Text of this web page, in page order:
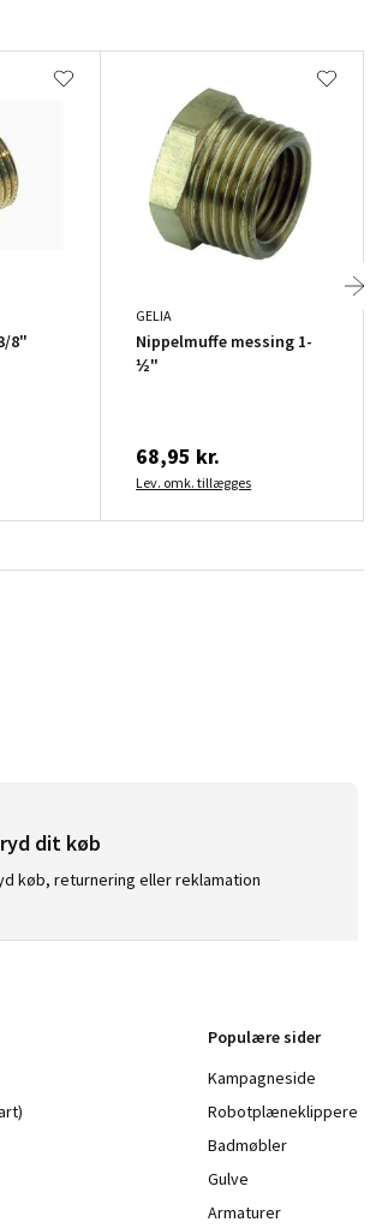
8"
GELIA
Nippelmuffe messing 1-
½"
68,95 kr.
Lev. omk. tillægges
dit køb
køb, returnering eller reklamation
Populære sider
Kampagneside
Robotplæneklippere
Badmøbler
Gulve
Armaturer